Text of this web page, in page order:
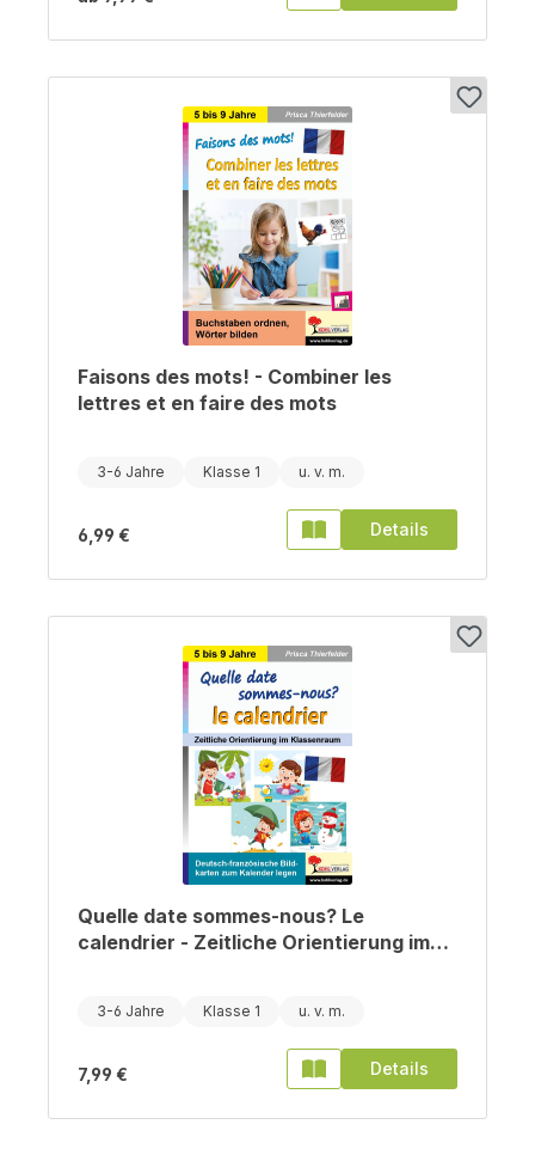
Faisons des mots! - Combiner les
lettres et en faire des mots
3-6 Jahre Klasse 1
6,99 € Details
Quelle date sommes-nous? Le
calendrier - Zeitliche Orientierung im
3-6 Jahre Klasse 1
7,99 € Details